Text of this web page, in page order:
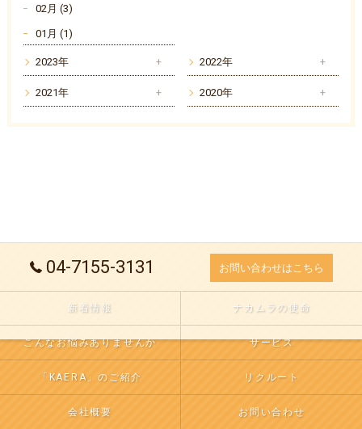
02月 (3)
01月 (1)
2023年 2022年
2021年 2020年
04-7155-3131 お問い合わせはこちら
新着情報 ナカムラの使命
こんなお悩みありませんか サービス
「KAERA」のご紹介 リクルート
会社概要 お問い合わせ